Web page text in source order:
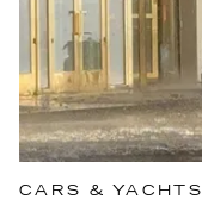
CARS & YACHTS